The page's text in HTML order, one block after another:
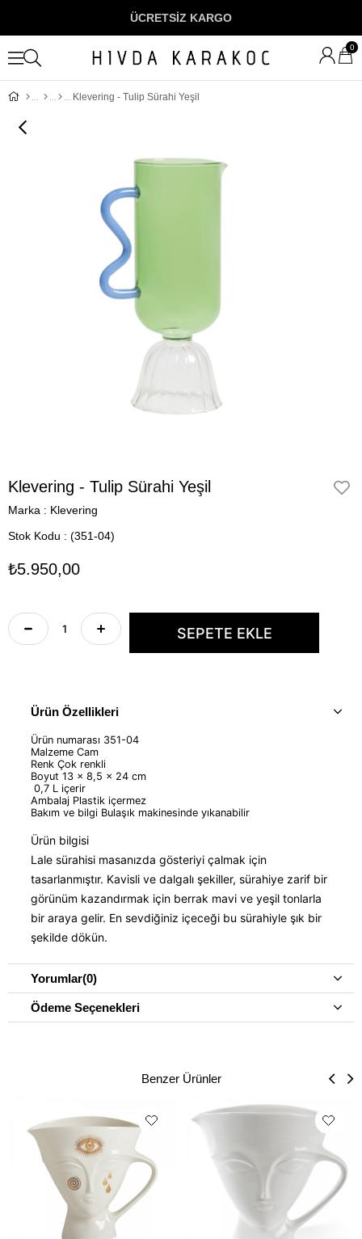
ÜCRETSİZ KARGO
0
Klevering - Tulip Sürahi Yeşil
Klevering - Tulip Sürahi Yeşil
Marka : Klevering
Stok Kodu
(351-04)
₺5.950,00
Ürün Özellikleri
Ürün numarası 351-04
Malzeme Cam
Renk Çok renkli
Boyut 13 x 8,5 x 24 cm
0,7 L içerir
Ambalaj Plastik içermez
Bakım ve bilgi Bulaşık makinesinde yıkanabilir
Ürün bilgisi
Lale sürahisi masanızda gösteriyi çalmak için
tasarlanmıştır. Kavisli ve dalgalı şekiller, sürahiye zarif bir
görünüm kazandırmak için berrak mavi ve yeşil tonlarla
bir araya gelir. En sevdiğiniz içeceği bu sürahiyle şık bir
şekilde dökün.
Yorumlar(0)
Ödeme Seçenekleri
Benzer Ürünler